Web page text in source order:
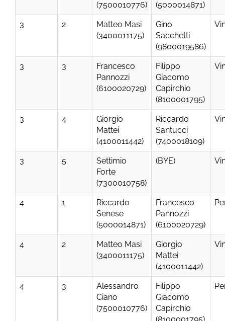
(7500010776)
(5000014871)
3 2
Matteo Masi
(3400011175)
Gino
Sacchetti
(9800019586)
3 3
Francesco
Pannozzi
(6100020729)
Filippo
Giacomo
Capirchio
(8100001795)
3 4
Giorgio
Mattei
(4100011442)
Riccardo
Santucci
(7400018109)
3 5
Settimio
Forte
(7300010758)
(BYE)
4 1
Riccardo
Senese
(5000014871)
Francesco
Pannozzi
(6100020729)
4 2
Matteo Masi
(3400011175)
Giorgio
Mattei
(4100011442)
4 3
Alessandro
Ciano
(7500010776)
Filippo
Giacomo
Capirchio